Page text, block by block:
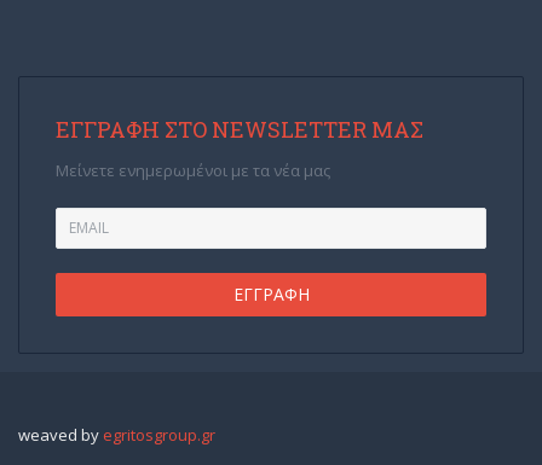
ΕΓΓΡΑΦΉ ΣΤΟ NEWSLETTER ΜΑΣ
Μείνετε ενημερωμένοι με τα νέα μας
weaved by egritosgroup.gr